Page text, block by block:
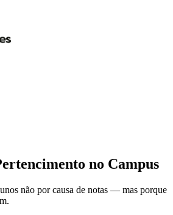
no Campus
não por causa de notas — mas porque